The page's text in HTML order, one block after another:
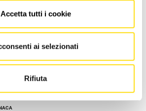
Accetta tutti i cookie
ai selezionati
Rifiuta
(Lega): “Piazza Libertà va